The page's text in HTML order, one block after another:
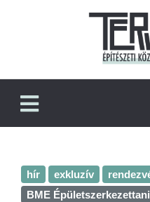
hír exkluzív
BME